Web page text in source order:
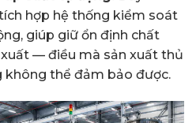
hợp hệ thống kiểm soát
giúp giữ ổn định chất
— điều mà sản xuất thủ
không thể đảm bảo được.